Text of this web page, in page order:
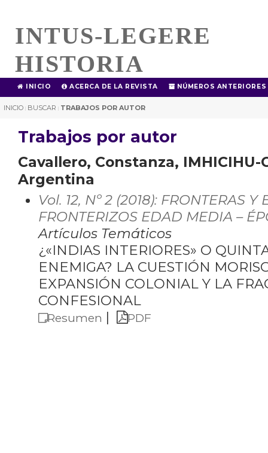
INTUS-LEGERE
HISTORIA
INICIO ACERCA DE LA REVISTA NÚMEROS ANTERIORES
INICIO | BUSCAR | TRABAJOS POR AUTOR
Trabajos por autor
Cavallero, Constanza, IMHICIHU-
Argentina
Vol. 12, Nº 2 (2018): FRONTERAS Y
FRONTERIZOS EDAD MEDIA –
Artículos Temáticos
¿«INDIAS INTERIORES» O
ENEMIGA? LA CUESTIÓN
EXPANSIÓN COLONIAL Y LA
CONFESIONAL
Resumen | PDF